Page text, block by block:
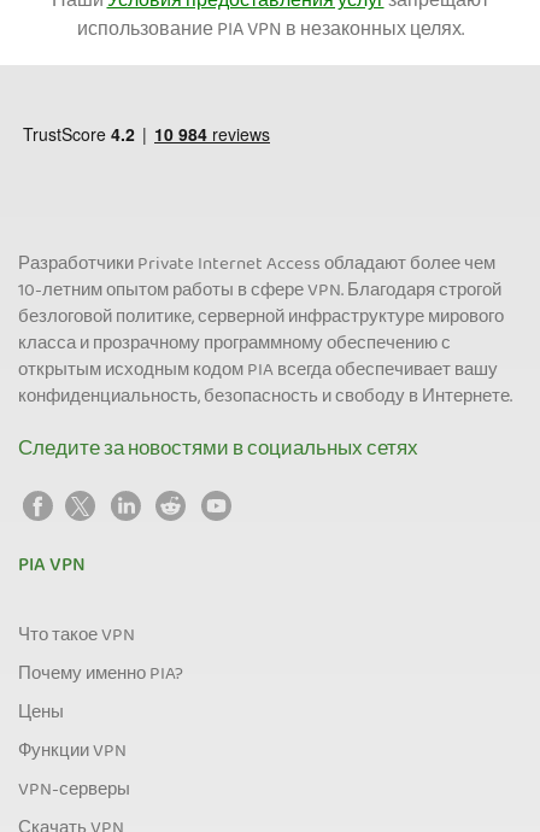
использование PIA VPN в незаконных целях.
Разработчики Private Internet Access обладают более чем
10-летним опытом работы в сфере VPN. Благодаря строгой
безлоговой политике, серверной инфраструктуре мирового
класса и прозрачному программному обеспечению с
открытым исходным кодом PIA всегда обеспечивает вашу
конфиденциальность, безопасность и свободу в Интернете.
Следите за новостями в социальных сетях
PIA VPN
Что такое VPN
Почему именно PIA?
Цены
Функции VPN
VPN-серверы